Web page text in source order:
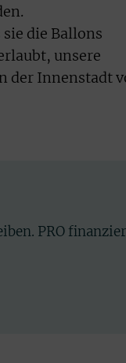
die Ballons
unsere
der Innenstadt
PRO